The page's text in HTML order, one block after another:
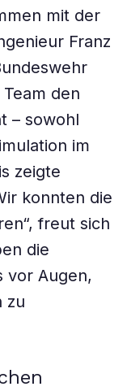
mit der
Franz
den
– sowohl
im
zeigte
konnten die
freut sich
die
vor Augen,
zu